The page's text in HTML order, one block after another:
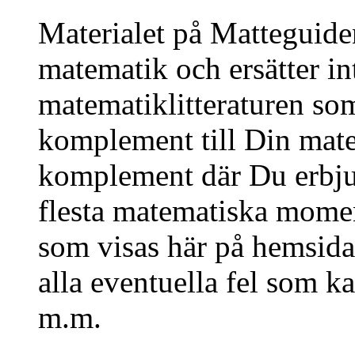
Materialet på
matematik och ersätter
matematiklitteraturen
komplement till Din
komplement där Du
flesta matematiska
som visas här på
alla eventuella fel som
m.m.